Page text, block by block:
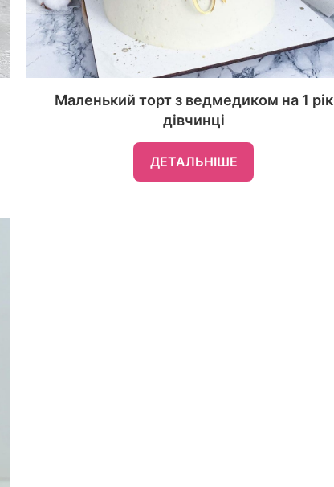
Маленький торт з ведмедиком на 1 рік
дівчинці
ДЕТАЛЬНІШЕ